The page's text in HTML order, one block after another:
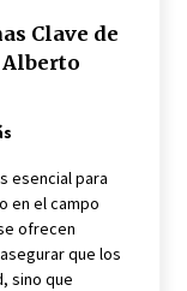
los Temas
de Agua:
Clave de
esencial para
en el campo
ofrecen
que los
sino que